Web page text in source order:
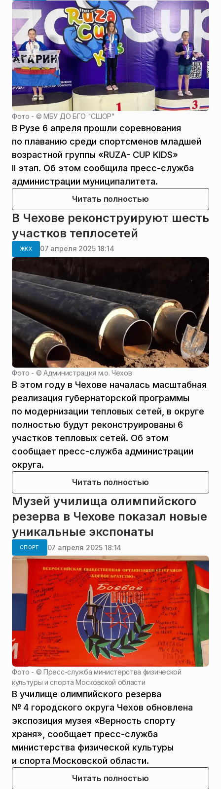
Фото - ©МБУ ДО БГО "СШОР"
В Рузе 6 апреля прошли соревнования
по плаванию среди спортсменов младшей
возрастной группы «RUZA- CUP KIDS»
II этап. Об этом сообщила пресс-служба
администрации муниципалитета.
Читать полностью
В Чехове реконструируют шесть
участков теплосетей
ЖКХ 07 апреля 2025 18:14
Фото - ©Администрация м.о. Чехов
В этом году в Чехове началась масштабная
реализация губернаторской программы
по модернизации тепловых сетей, в округе
полностью будут реконструированы 6
участков тепловых сетей. Об этом
сообщает пресс-служба администрации
округа.
Читать полностью
Музей училища олимпийского
резерва в Чехове показал новые
уникальные экспонаты
СПОРТ 07 апреля 2025 18:14
Фото - ©Пресс-служба министерства физической
культуры и спорта Московской области
​В училище олимпийского резерва
№ 4 городского округа Чехов обновлена
экспозиция музея «Верность спорту
храня», сообщает пресс-служба
министерства физической культуры
и спорта Московской области.
Читать полностью